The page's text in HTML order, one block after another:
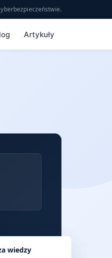
Artykuły
wiedzy